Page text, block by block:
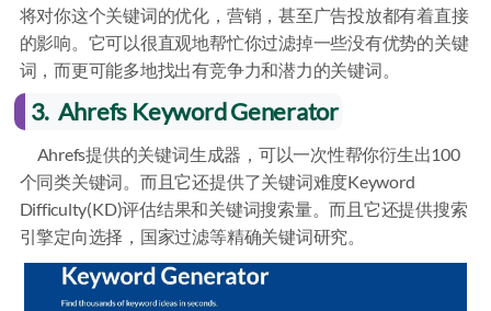
将对你这个关键词的优化，营销，甚至广告投放都有着直接
的影响。它可以很直观地帮忙你过滤掉一些没有优势的关键
词，而更可能多地找出有竞争力和潜力的关键词。
3. Ahrefs Keyword Generator
Ahrefs提供的关键词生成器，可以一次性帮你衍生出100
个同类关键词。而且它还提供了关键词难度Keyword
Difficulty(KD)评估结果和关键词搜索量。而且它还提供搜索
引擎定向选择，国家过滤等精确关键词研究。